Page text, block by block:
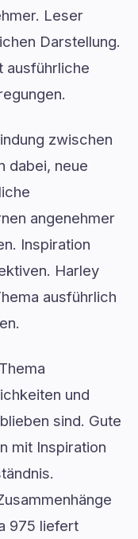
Leser
Darstellung.
ausführliche
zwischen
dabei, neue
angenehmer
Inspiration
Harley
ausführlich
und
sind. Gute
mit Inspiration
975 liefert